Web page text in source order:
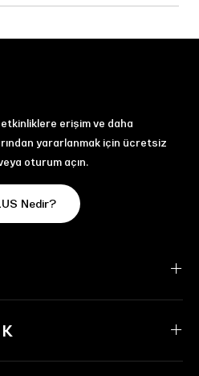
erişim ve daha
yararlanmak için ücretsiz
oturum açın.
Nedir?